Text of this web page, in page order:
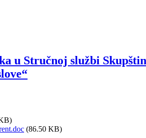
u Stručnoj službi
(86.50 KB)